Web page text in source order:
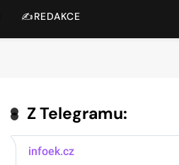
✍️REDAKCE
Z Telegramu: